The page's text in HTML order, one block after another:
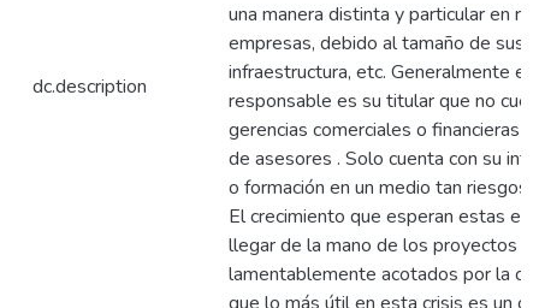
dc.description
una manera distinta y particular en
empresas, debido al tamaño de sus
infraestructura, etc. Generalmente el
responsable es su titular que no
gerencias comerciales o financieras
de asesores . Solo cuenta con su
o formación en un medio tan
El crecimiento que esperan estas
llegar de la mano de los proyectos
lamentablemente acotados por la